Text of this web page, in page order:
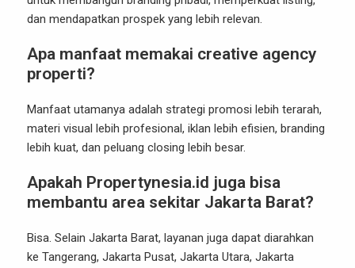
dan mendapatkan prospek yang lebih relevan.
Apa manfaat memakai creative agency
properti?
Manfaat utamanya adalah strategi promosi lebih terarah,
materi visual lebih profesional, iklan lebih efisien, branding
lebih kuat, dan peluang closing lebih besar.
Apakah Propertynesia.id juga bisa
membantu area sekitar Jakarta Barat?
Bisa. Selain Jakarta Barat, layanan juga dapat diarahkan
ke Tangerang, Jakarta Pusat, Jakarta Utara, Jakarta